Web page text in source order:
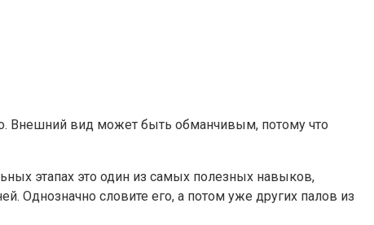
Внешний вид может быть обманчивым, потому что
этапах это один из самых полезных навыков,
Однозначно словите его, а потом уже других палов из